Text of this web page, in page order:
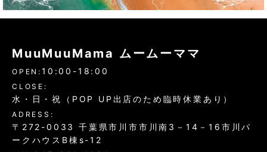
MuuMuuMama ムームーママ
OPEN: 10:00-18:00
CLOSE:
水・日・祝（POP UP出店のため臨時休業あり）
ADRESS:
〒272-0033 千葉県市川市市川南3－14－16市川パ
ークハウスB棟s-12